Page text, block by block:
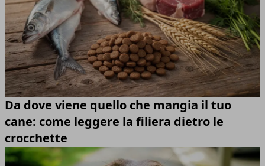
Da dove viene quello che mangia il tuo
cane: come leggere la filiera dietro le
crocchette